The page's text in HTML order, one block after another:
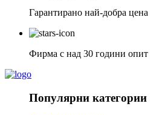
Гарантирано най-добра цена
Фирма с над 30 години опит
Популярни категории